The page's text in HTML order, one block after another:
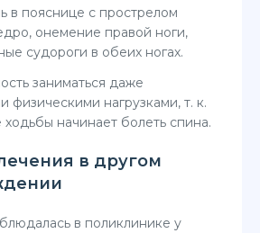
в пояснице с прострелом
онемение правой ноги,
судороги в обеих ногах.
заниматься даже
физическими нагрузками, т. к.
начинает болеть спина.
в другом
в поликлинике у